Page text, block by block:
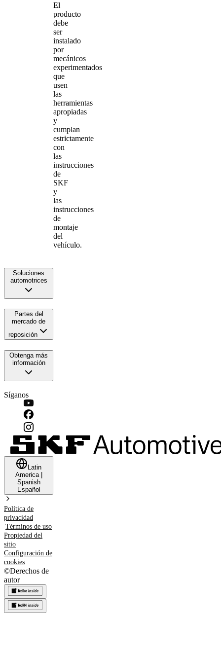
El
producto
debe
ser
instalado
por
mecánicos
experimentados
que
usen
las
herramientas
apropiadas
y
cumplan
estrictamente
con
las
instrucciones
de
SKF
y
las
instrucciones
de
montaje
del
vehículo.
Soluciones
automotrices
Partes del
mercado de
reposición
Obtenga más
información
Síganos
Latin
America|
Spanish
Español
Política de
privacidad
Términos de uso
Propiedad del
sitio
Configuración de
cookies
©Derechos de
autor